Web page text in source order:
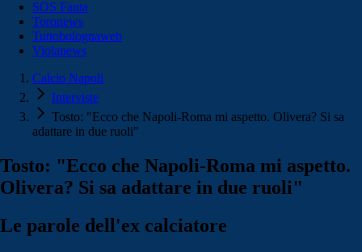
SOS Fanta
Toronews
Tuttobolognaweb
Violanews
Calcio Napoli
Interviste
Tosto: "Ecco che Napoli-Roma mi aspetto. Olivera? Si sa
adattare in due ruoli"
Tosto: "Ecco che Napoli-Roma mi aspetto.
Olivera? Si sa adattare in due ruoli"
Le parole dell'ex calciatore